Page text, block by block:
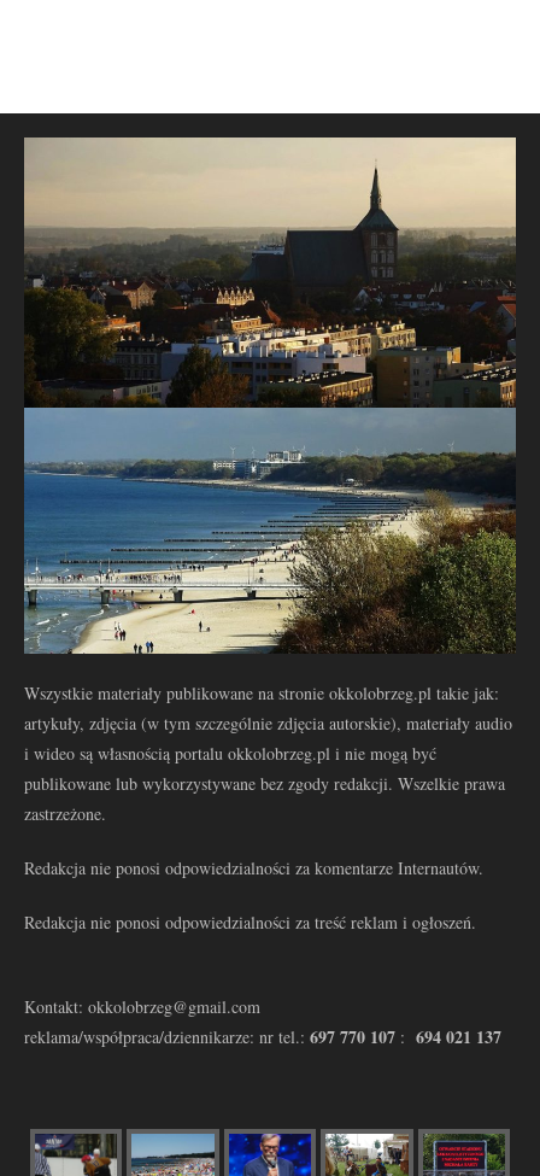
Wszystkie materiały publikowane na stronie okkolobrzeg.pl takie jak:
artykuły, zdjęcia (w tym szczególnie zdjęcia autorskie), materiały audio
i wideo są własnością portalu okkolobrzeg.pl i nie mogą być
publikowane lub wykorzystywane bez zgody redakcji. Wszelkie prawa
zastrzeżone.
Redakcja nie ponosi odpowiedzialności za komentarze Internautów.
Redakcja nie ponosi odpowiedzialności za treść reklam i ogłoszeń.
Kontakt: okkolobrzeg@gmail.com
reklama/współpraca/dziennikarze: nr tel.: 697 770 107 : 694 021 137